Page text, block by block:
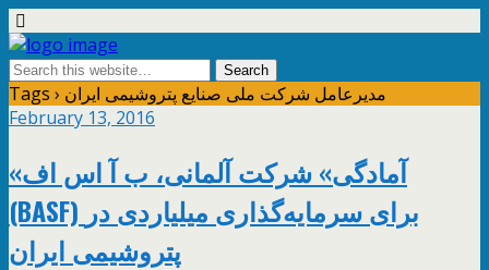
Tags › مدیرعامل شرکت ملی صنایع پتروشیمی ایران
February 13, 2016
«آمادگی» شرکت آلمانی، ب آ اس اف
(BASF) برای سرمایه‌گذاری میلیاردی در
پتروشیمی ایران